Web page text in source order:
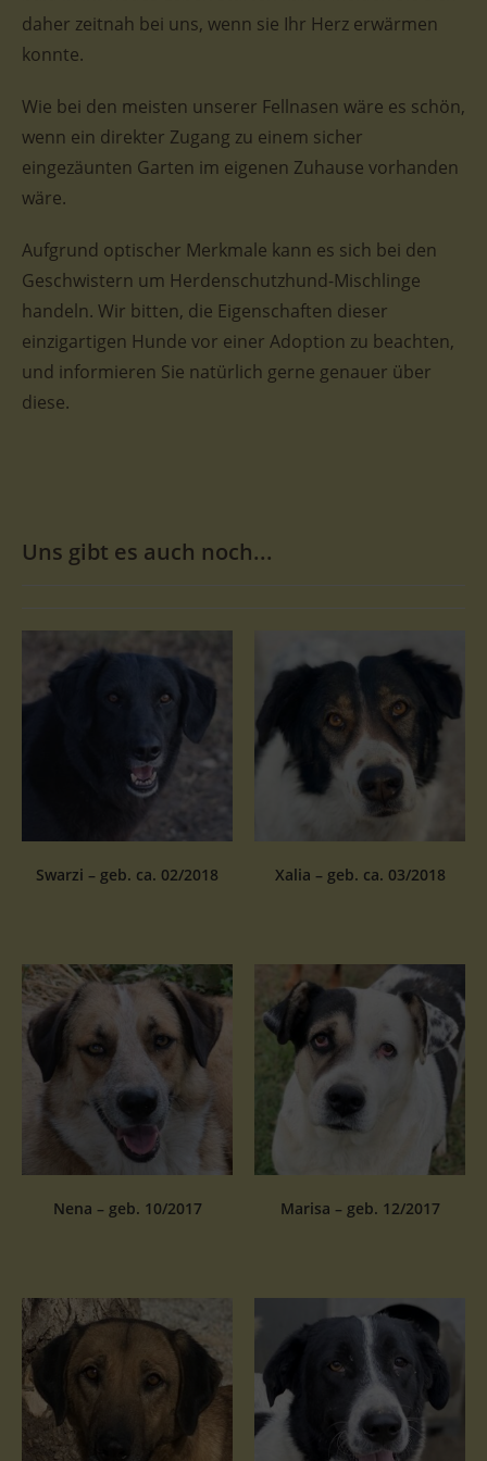
daher zeitnah bei uns, wenn sie Ihr Herz erwärmen
konnte.
Wie bei den meisten unserer Fellnasen wäre es schön,
wenn ein direkter Zugang zu einem sicher
eingezäunten Garten im eigenen Zuhause vorhanden
wäre.
Aufgrund optischer Merkmale kann es sich bei den
Geschwistern um Herdenschutzhund-Mischlinge
handeln. Wir bitten, die Eigenschaften dieser
einzigartigen Hunde vor einer Adoption zu beachten,
und informieren Sie natürlich gerne genauer über
diese.
Uns gibt es auch noch...
Swarzi – geb. ca. 02/2018 Xalia – geb. ca. 03/2018
Nena – geb. 10/2017 Marisa – geb. 12/2017